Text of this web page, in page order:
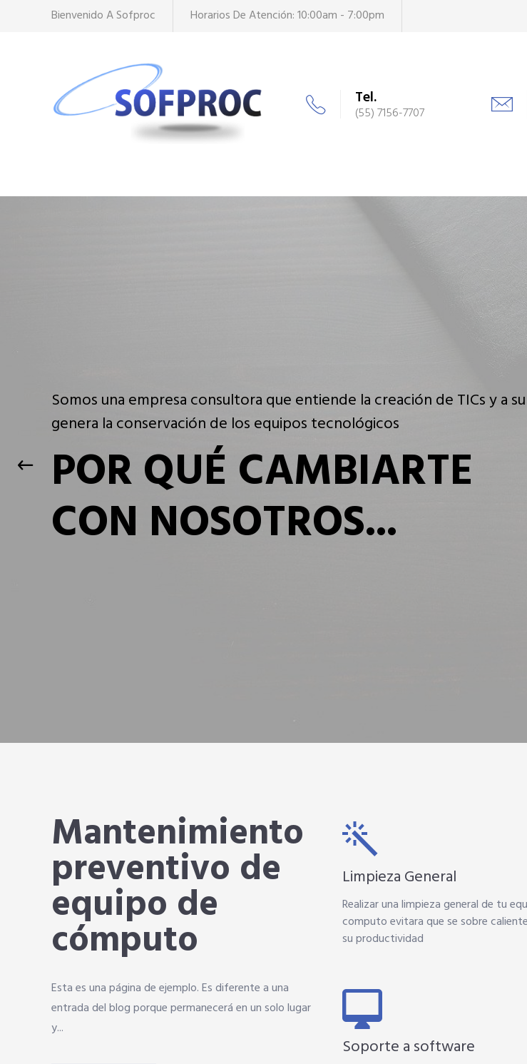
Bienvenido A Sofproc Horarios De Atención: 10:00am - 7:00pm
Tel.
(55) 7156-7707
Limpieza general, cambio de pastas, aplicación de formula para
conductividad eléctrica
MANTENIMIENTO
PREVENTIVO
Mantenimiento
preventivo de
equipo de
cómputo
Esta es una página de ejemplo. Es diferente a una
entrada del blog porque permanecerá en un solo lugar
y...
Limpieza General
Realizar una limpieza general de tu
computo evitara que se sobre
su productividad
Soporte a software